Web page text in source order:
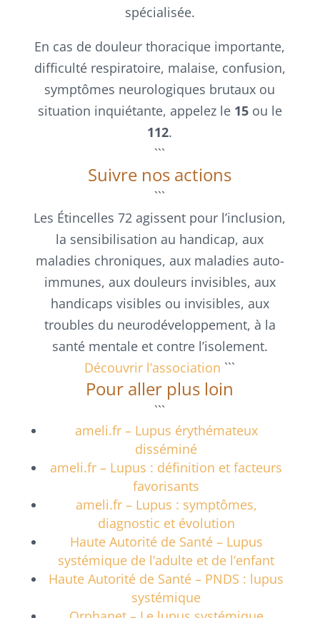
spécialisée.
En cas de douleur thoracique importante,
difficulté respiratoire, malaise, confusion,
symptômes neurologiques brutaux ou
situation inquiétante, appelez le 15ou le
112.
```
Suivre nos actions
```
Les Étincelles 72 agissent pour l’inclusion,
la sensibilisation au handicap, aux
maladies chroniques, aux maladies auto-
immunes, aux douleurs invisibles, aux
handicaps visibles ou invisibles, aux
troubles du neurodéveloppement, à la
santé mentale et contre l’isolement.
Découvrir l’association ```
Pour aller plus loin
```
ameli.fr – Lupus érythémateux
disséminé
ameli.fr – Lupus : définition et facteurs
favorisants
ameli.fr – Lupus : symptômes,
diagnostic et évolution
Haute Autorité de Santé – Lupus
systémique de l’adulte et de l’enfant
Haute Autorité de Santé – PNDS : lupus
systémique